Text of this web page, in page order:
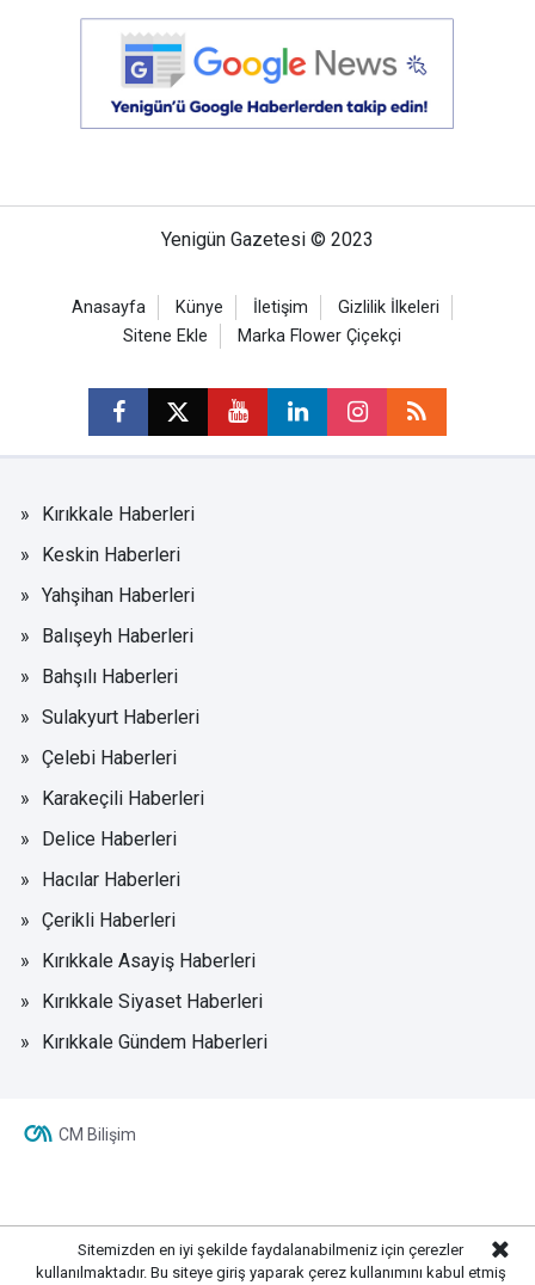
Yenigün Gazetesi © 2023
Anasayfa Künye İletişim
Gizlilik İlkeleri
Sitene Ekle
Marka Flower Çiçekçi
Kırıkkale Haberleri
Keskin Haberleri
Yahşihan Haberleri
Balışeyh Haberleri
Bahşılı Haberleri
Sulakyurt Haberleri
Çelebi Haberleri
Karakeçili Haberleri
Delice Haberleri
Hacılar Haberleri
Çerikli Haberleri
Kırıkkale Asayiş Haberleri
Kırıkkale Siyaset Haberleri
Kırıkkale Gündem Haberleri
CM Bilişim
Sitemizden en iyi şekilde faydalanabilmeniz için çerezler
kullanılmaktadır. Bu siteye giriş yaparak çerez kullanımını kabul etmiş